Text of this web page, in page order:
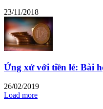
23/11/2018
Ứng xử với tiền lẻ: Bài
26/02/2019
Load more